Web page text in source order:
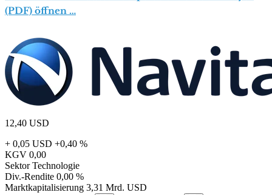
(PDF) öffnen …
12,40 USD
+ 0,05 USD +0,40 %
KGV 0,00
Sektor Technologie
Div.-Rendite 0,00 %
Marktkapitalisierung 3,31 Mrd. USD